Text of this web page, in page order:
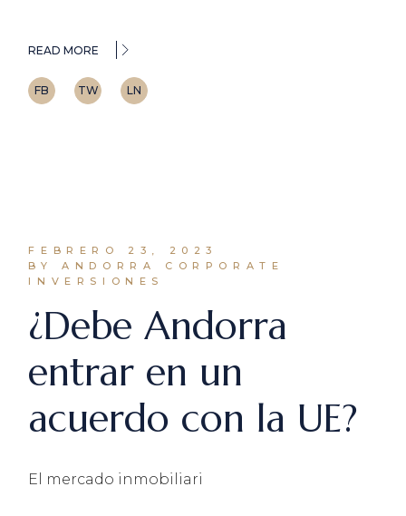
READ MORE
FB TW LN
FEBRERO 23, 2023
BY ANDORRA CORPORATE
INVERSIONES
¿Debe Andorra
entrar en un
acuerdo con la UE?
El mercado inmobiliari